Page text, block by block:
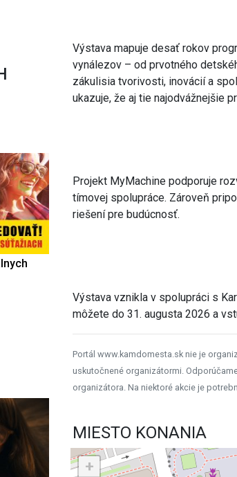
Výstava mapuje desať rokov
vynálezov – od prvotného
zákulisia tvorivosti, inovácií a
ukazuje, že aj tie najodvážnejšie
Projekt MyMachine podporuje
tímovej spolupráce. Zároveň
riešení pre budúcnosť.
Výstava vznikla v spolupráci s
môžete do 31. augusta 2026 a
Portál www.kamdomesta.sk nie je
uskutočnené organizátormi.
organizátora. Na niektoré akcie je
MIESTO KONANIA
+